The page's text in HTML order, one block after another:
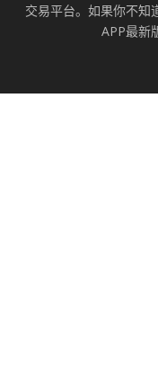
交易平台。如果你不知
APP最新